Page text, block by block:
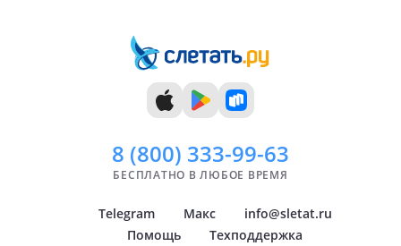
8 (800) 333-99-63
БЕСПЛАТНО В ЛЮБОЕ ВРЕМЯ
Telegram Макс
info@sletat.ru
Помощь
Техподдержка